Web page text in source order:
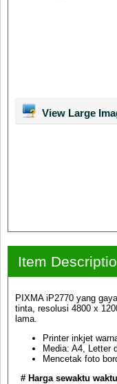
View Large
Item
PIXMA iP2770 yang
tinta, resolusi 4800 x
lama.
Printer inkjet
Media: A4, Letter
Mencetak foto
# Harga sewaktu